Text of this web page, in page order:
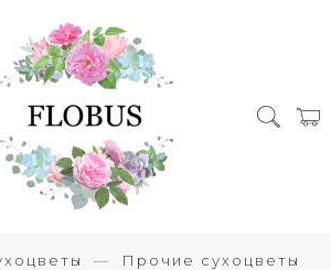
Прочие сухоцветы